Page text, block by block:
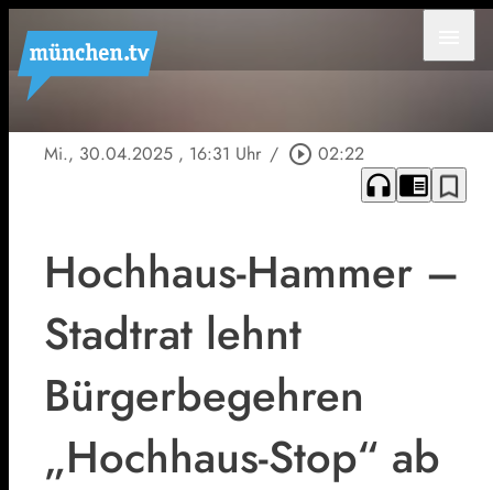
Mi., 30.04.2025 , 16:31 Uhr / play_circle_outline 02:22
headphones chrome_reader_mode bookmark_border
Hochhaus-Hammer –
Stadtrat lehnt
Bürgerbegehren
„Hochhaus-Stop“ ab